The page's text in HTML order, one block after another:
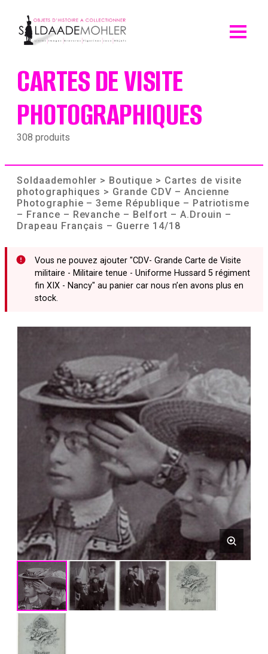
content
CARTES DE VISITE
PHOTOGRAPHIQUES
308 produits
Soldaademohler > Boutique > Cartes de visite
photographiques > Grande CDV – Ancienne
Photographie – 3eme République – Patriotisme
– France – Revanche – Belfort – A.Drouin –
Drapeau Français – Guerre 14/18
Vous ne pouvez ajouter "CDV- Grande Carte de Visite
militaire - Militaire tenue - Uniforme Hussard 5 régiment
fin XIX - Nancy" au panier car nous n’en avons plus en
stock.